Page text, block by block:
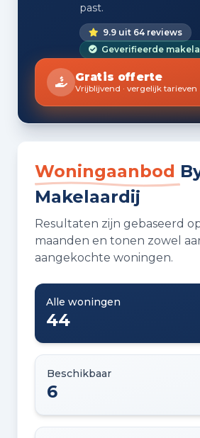
past.
9.9 uit 64 reviews
Geverifieerde
Gratis offerte
Vrijblijvend · vergelijk tarieven
Woningaanbod
Makelaardij
Resultaten zijn gebaseerd
maanden en tonen zowel
aangekochte woningen.
Alle woningen
44
Beschikbaar
6